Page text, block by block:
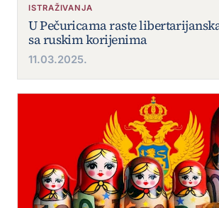
ISTRAŽIVANJA
U Pečuricama raste
sa ruskim korijenima
11.03.2025.